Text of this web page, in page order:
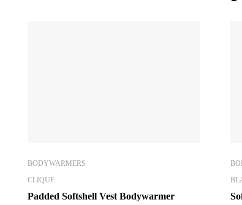
BODYWARMERS
CLIQUE
Padded Softshell Vest Bodywarmer